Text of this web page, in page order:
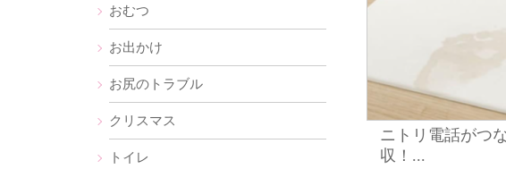
ニトリ電話がつ
収！...
おむつ
お出かけ
お尻のトラブル
クリスマス
トイレ